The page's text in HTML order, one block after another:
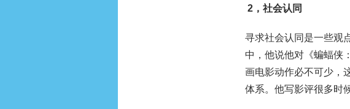
2，社会认同
寻求社会认同是一些观
中，他说他对《蝙蝠侠
画电影动作必不可少，
体系。他写影评很多时